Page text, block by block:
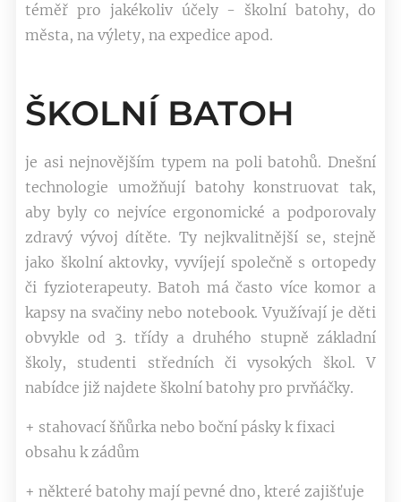
téměř pro jakékoliv účely - školní batohy, do
města, na výlety, na expedice apod.
ŠKOLNÍ BATOH
je asi nejnovějším typem na poli batohů. Dnešní
technologie umožňují batohy konstruovat tak,
aby byly co nejvíce ergonomické a podporovaly
zdravý vývoj dítěte. Ty nejkvalitnější se, stejně
jako školní aktovky, vyvíjejí společně s ortopedy
či fyzioterapeuty. Batoh má často více komor a
kapsy na svačiny nebo notebook. Využívají je děti
obvykle od 3. třídy a druhého stupně základní
školy, studenti středních či vysokých škol. V
nabídce již najdete školní batohy pro prvňáčky.
+ stahovací šňůrka nebo boční pásky k fixaci
obsahu k zádům
+ některé batohy mají pevné dno, které zajišťuje